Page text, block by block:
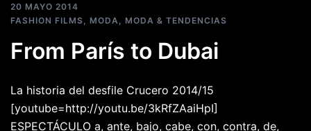
20 MAYO 2014
FASHION FILMS
MODA MODA & TENDENCIAS
From París to Dubai
La historia del desfile Crucero 2014/15
[youtube=http://youtu.be/3kRfZAaiHpI]
ESPECTÁCULO a, ante, bajo, cabe, con, contra, de,